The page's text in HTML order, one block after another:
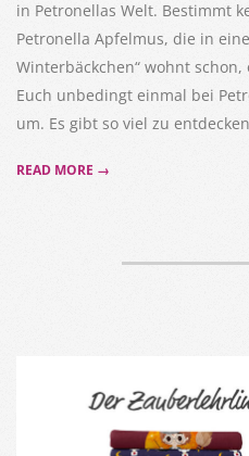
in Petronellas Welt. Bestimmt
Petronella Apfelmus, die in
Winterbäckchen“ wohnt
Euch unbedingt einmal bei
um. Es gibt so viel zu
READ MORE →